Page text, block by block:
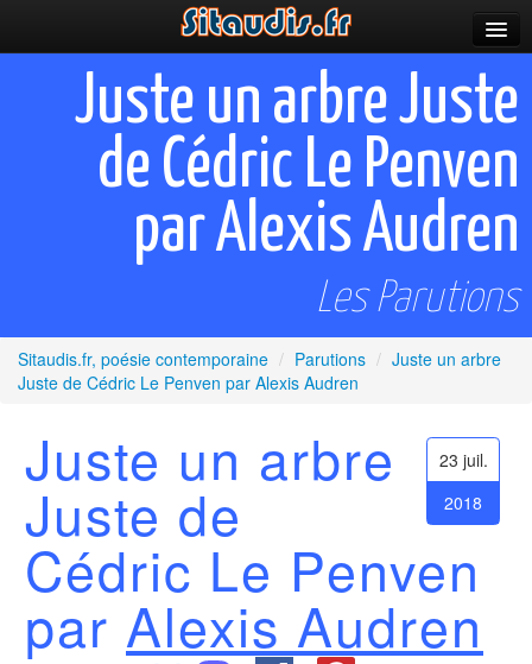
Parutions
Incitations
Poèmes et fictions
Auteurs & poètes
Prescriptions
Juste un arbre Juste
de Cédric Le Penven
par Alexis Audren
Les Parutions
Sitaudis.fr, poésie contemporaine / Parutions / Juste un arbre
Juste de Cédric Le Penven par Alexis Audren
23 juil.
2018
Juste un arbre
Juste de
Cédric Le Penven
par Alexis Audren